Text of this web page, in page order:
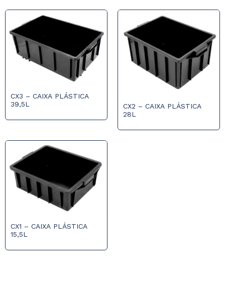
CX3 – CAIXA PLÁSTICA
39,5L
CX2 – CAIXA PLÁSTICA
28L
CX1 – CAIXA PLÁSTICA
15,5L